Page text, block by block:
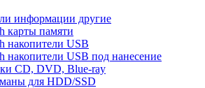
информации другие
карты памяти
накопители USB
накопители USB под нанесение
CD, DVD, Blue-ray
для HDD/SSD